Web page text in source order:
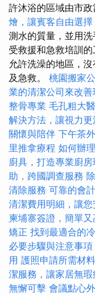
許沐浴的區域由市
燴，讓賓客自由選擇
測水的質量，並用
受救援和急救培訓的
允許洗澡的地區，
及急救。 桃園搬家
業的清潔公司來改善
整骨專業 毛孔粗大
解決方法，讓視力更
關懷與陪伴 下午茶
里推拿療程 如何辦
廚具，打造專業廚房
助，跨國調查服務
清除服務 可靠的會
清潔費用明細，讓
柬埔寨簽證，簡單又
矯正 找到最適合的
必要步驟與注意事項
用 護照申請所需材
潔服務，讓家居無瑕
無懈可擊 會議點心